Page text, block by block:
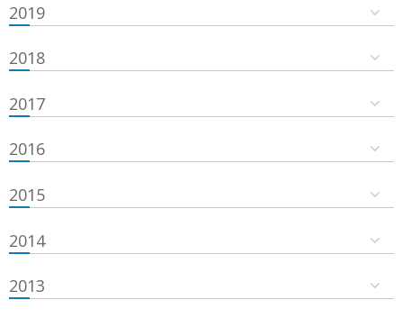
2019
2018
2017
2016
2015
2014
2013